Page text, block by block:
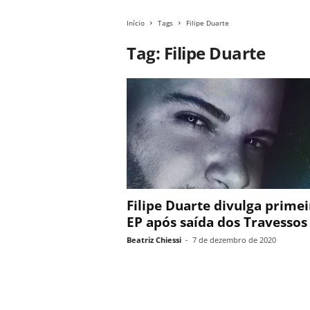
Início Tags Filipe Duarte
Tag: Filipe Duarte
Filipe Duarte divulga
EP após saída dos Travessos
Beatriz Chiessi - 7 de dezembro de 2020